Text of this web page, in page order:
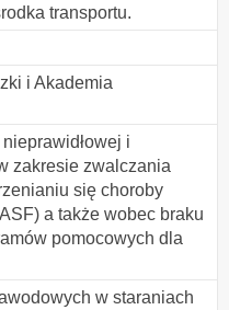
transportu.
i Akademia
i
zakresie zwalczania
się choroby
a także wobec braku
pomocowych dla
w staraniach